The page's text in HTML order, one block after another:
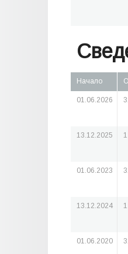
Начало
01.06.2026
13.12.2025
01.06.2023
13.12.2024
01.06.2020